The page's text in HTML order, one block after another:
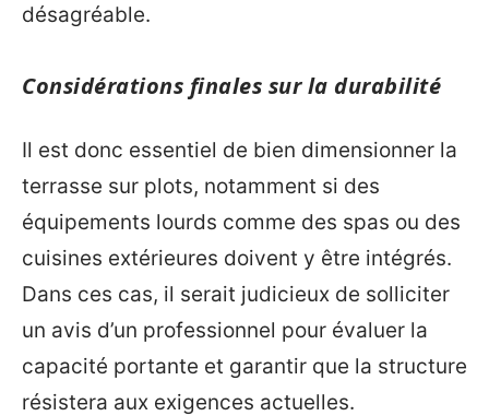
désagréable.
Considérations finales sur la durabilité
Il est donc essentiel de bien dimensionner la
terrasse sur plots, notamment si des
équipements lourds comme des spas ou des
cuisines extérieures doivent y être intégrés.
Dans ces cas, il serait judicieux de solliciter
un avis d’un professionnel pour évaluer la
capacité portante et garantir que la structure
résistera aux exigences actuelles.